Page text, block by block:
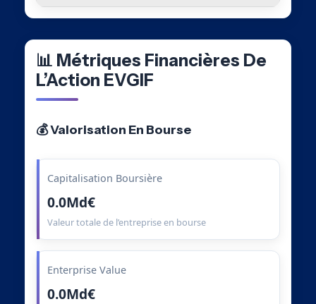
📊 Métriques Financières De
L’Action EVGIF
💰 Valorisation En Bourse
Capitalisation Boursière
0.0Md€
Valeur totale de l’entreprise en bourse
Enterprise Value
0.0Md€